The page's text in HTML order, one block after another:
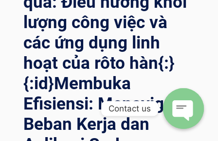
ามอเ
นกประสงค์ขอ
งโร
เต
อร์ใน
เท
คโนโลยีกา
รเช
ื่อม{:}{:
lượng công việc và
các ứng dụng linh
hoạt của rôto hàn{:}
{:id}Membuka
Efisiensi: Menavigasi
Beban Kerja dan
Contact us